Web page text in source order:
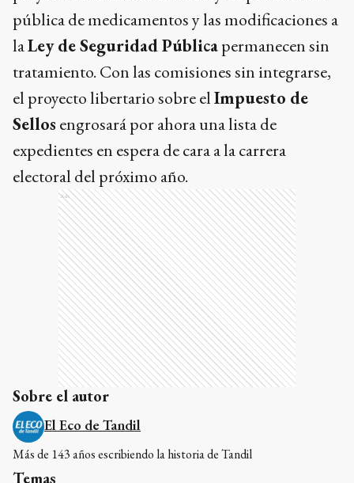
Sobre el autor
El Eco de Tandil
Más de 143 años escribiendo la historia de Tandil
Provincia
Camara De Diputados
La Libertad Avanza
Axel Kicillof Impuestos
Este contenido no está abierto a comentarios
RELACIONADAS